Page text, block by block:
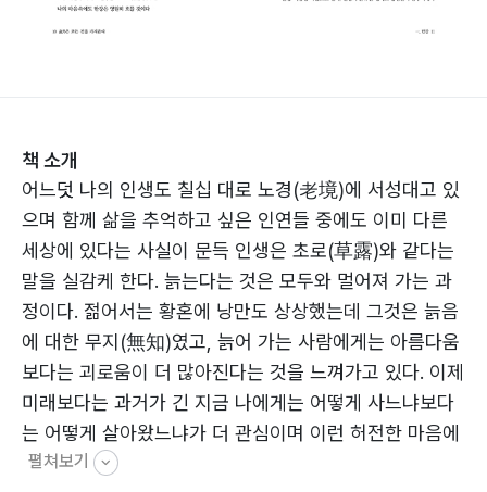
책 소개
어느덧 나의 인생도 칠십 대로 노경(老境)에 서성대고 있
으며 함께 삶을 추억하고 싶은 인연들 중에도 이미 다른
세상에 있다는 사실이 문득 인생은 초로(草露)와 같다는
말을 실감케 한다. 늙는다는 것은 모두와 멀어져 가는 과
정이다. 젊어서는 황혼에 낭만도 상상했는데 그것은 늙음
에 대한 무지(無知)였고, 늙어 가는 사람에게는 아름다움
보다는 괴로움이 더 많아진다는 것을 느껴가고 있다. 이제
미래보다는 과거가 긴 지금 나에게는 어떻게 사느냐보다
는 어떻게 살아왔느냐가 더 관심이며 이런 허전한 마음에
서 나름대로 걸어온 길을 더듬어 보고 싶은 것이 수필집을
펼쳐보기